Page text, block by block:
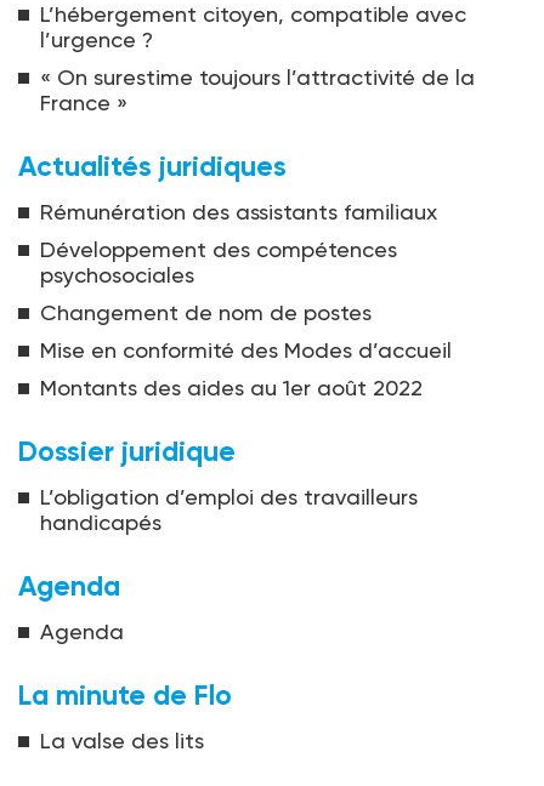
L’hébergement citoyen, compatible avec
l’urgence ?
« On surestime toujours l’attractivité de la
France »
Actualités juridiques
Rémunération des assistants familiaux
Développement des compétences
psychosociales
Changement de nom de postes
Mise en conformité des Modes d’accueil
Montants des aides au 1er août 2022
Dossier juridique
L’obligation d’emploi des travailleurs
handicapés
Agenda
Agenda
La minute de Flo
La valse des lits